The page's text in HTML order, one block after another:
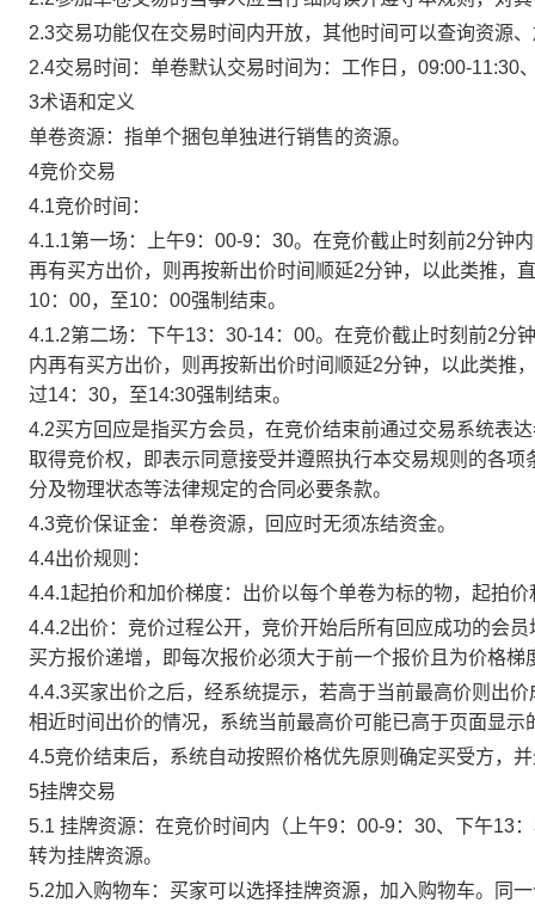
2.3交易功能仅在交易时间内开放，其他时间可以查询资源
2.4交易时间：单卷默认交易时间为：工作日，09:00-11:30
3术语和定义
单卷资源：指单个捆包单独进行销售的资源。
4竞价交易
4.1竞价时间：
4.1.1第一场：上午9：00-9：30。在竞价截止时刻前2分钟
再有买方出价，则再按新出价时间顺延2分钟，以此类推，
10：00，至10：00强制结束。
4.1.2第二场：下午13：30-14：00。在竞价截止时刻前2分
内再有买方出价，则再按新出价时间顺延2分钟，以此类推
过14：30，至14:30强制结束。
4.2买方回应是指买方会员，在竞价结束前通过交易系统表
取得竞价权，即表示同意接受并遵照执行本交易规则的各
分及物理状态等法律规定的合同必要条款。
4.3竞价保证金：单卷资源，回应时无须冻结资金。
4.4出价规则：
4.4.1起拍价和加价梯度：出价以每个单卷为标的物，起拍
4.4.2出价：竞价过程公开，竞价开始后所有回应成功的会
买方报价递增，即每次报价必须大于前一个报价且为价格
4.4.3买家出价之后，经系统提示，若高于当前最高价则出
相近时间出价的情况，系统当前最高价可能已高于页面显示
4.5竞价结束后，系统自动按照价格优先原则确定买受方，
5挂牌交易
5.1 挂牌资源：在竞价时间内（上午9：00-9：30、下午13
转为挂牌资源。
5.2加入购物车：买家可以选择挂牌资源，加入购物车。同